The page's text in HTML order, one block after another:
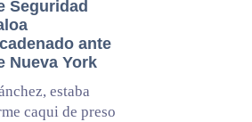
Seguridad
ante
Nueva York
estaba
caqui de preso